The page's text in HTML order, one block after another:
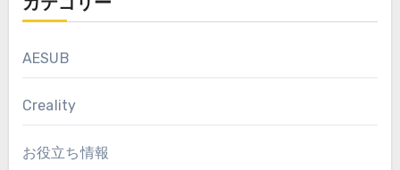
カテゴリー
AESUB
Creality
お役立ち情報